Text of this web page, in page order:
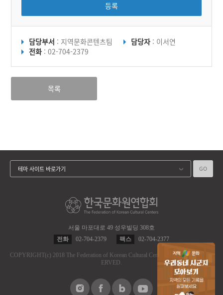
등록
담당부서 : 지역문화콘텐츠팀 담당자 : 이서연
전화 : 02-704-2379
목록
서울 마포대로 49 성우빌딩 308호
전화
02-704-2379 팩스 02-704-2377
COPYRIGHT(c) 2018 The Federation of Korean Cultural Centers.
ALL RIGHT RES
ERVED.
테마 사이트 바로가기 GO